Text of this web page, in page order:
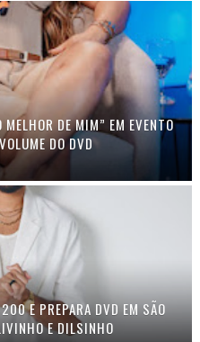
DE MIM” EM EVENTO
DO DVD
E PREPARA DVD EM SÃO
E DILSINHO